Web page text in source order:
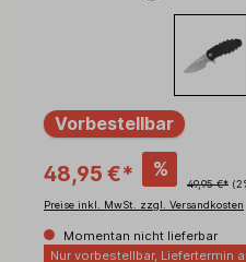
Vorbestellbar
48,95 €* %
49,95 €*
Preise inkl. MwSt. zzgl. Versandkosten
Momentan nicht lieferbar
Nur vorbestellbar, Liefertermin